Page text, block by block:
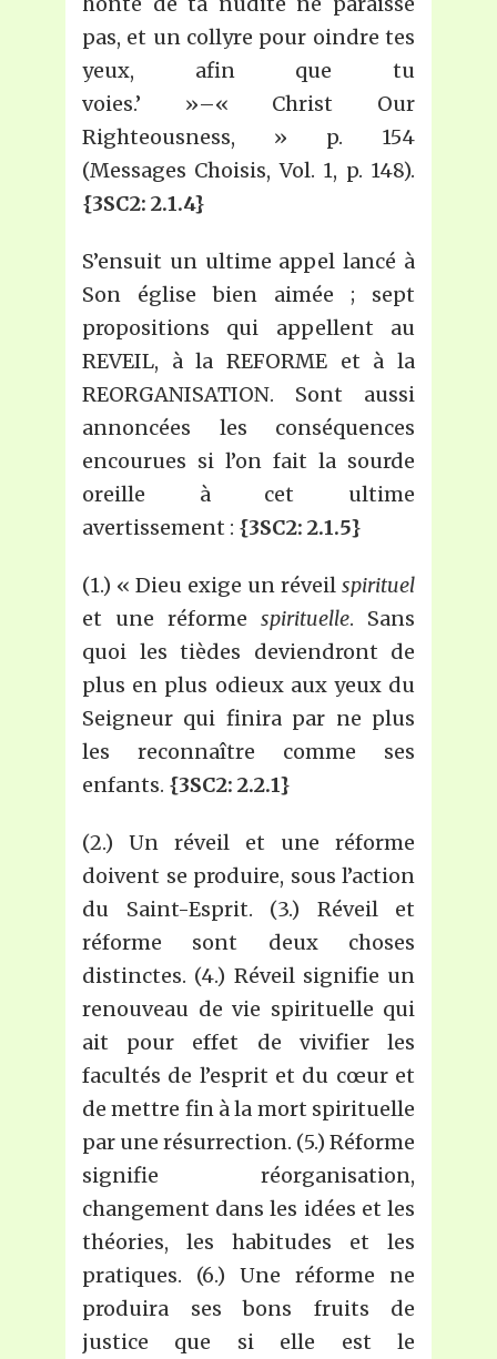
pas, et un collyre pour oindre tes
yeux, afin que tu
voies.’ »–« Christ Our
Righteousness, » p. 154
(Messages Choisis, Vol. 1, p. 148).
{3SC2: 2.1.4}
S’ensuit un ultime appel lancé à
Son église bien aimée ; sept
propositions qui appellent au
REVEIL, à la REFORME et à la
REORGANISATION. Sont aussi
annoncées les conséquences
encourues si l’on fait la sourde
oreille à cet ultime
avertissement : {3SC2: 2.1.5}
(1.) « Dieu exige un réveil spirituel
et une réforme spirituelle. Sans
quoi les tièdes deviendront de
plus en plus odieux aux yeux du
Seigneur qui finira par ne plus
les reconnaître comme ses
enfants. {3SC2: 2.2.1}
(2.) Un réveil et une réforme
doivent se produire, sous l’action
du Saint-Esprit. (3.) Réveil et
réforme sont deux choses
distinctes. (4.) Réveil signifie un
renouveau de vie spirituelle qui
ait pour effet de vivifier les
facultés de l’esprit et du cœur et
de mettre fin à la mort spirituelle
par une résurrection. (5.) Réforme
signifie réorganisation,
changement dans les idées et les
théories, les habitudes et les
pratiques. (6.) Une réforme ne
produira ses bons fruits de
justice que si elle est le